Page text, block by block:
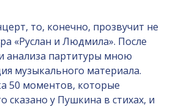
то, конечно, прозвучит не
«Руслан и Людмила». После
анализа партитуры мною
музыкального материала.
50 моментов, которые
сказано у Пушкина в стихах, и